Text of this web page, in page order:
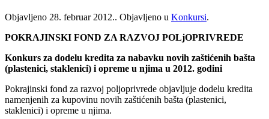
Objavljeno 28. februar 2012.. Objavljeno u Konkursi.
POKRAJINSKI FOND ZA RAZVOJ POLjOPRIVREDE
Konkurs za dodelu kredita za nabavku novih zaštićenih bašta
(plastenici, staklenici) i opreme u njima u 2012. godini
Pokrajinski fond za razvoj poljoprivrede objavljuje dodelu kredita
namenjenih za kupovinu novih zaštićenih bašta (plastenici,
staklenici) i opreme u njima.